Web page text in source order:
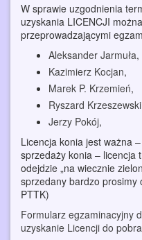
W sprawie uzgodnienia
uzyskania LICENCJI
przeprowadzającymi
Aleksander Jarmuła,
Kazimierz Kocjan,
Marek P. Krzemień,
Ryszard Krzeszewski
Jerzy Pokój,
Licencja konia jest ważna
sprzedaży konia – licencja
odejdzie „na wiecznie
sprzedany bardzo prosimy
PTTK)
Formularz egzaminacyjny
uzyskanie Licencji do